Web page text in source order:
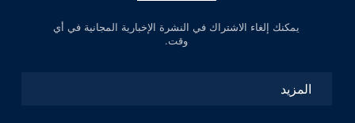
يمكنك إلغاء الاشتراك في النشرة الإخبارية المجانية في أي
وقت.
المزيد